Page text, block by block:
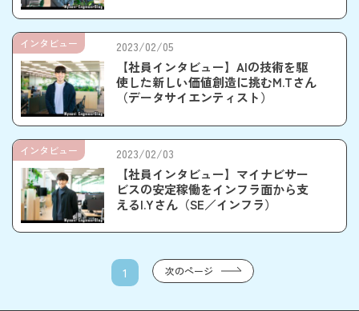
2023/02/05
【社員インタビュー】AIの技術を駆
使した新しい価値創造に挑むM.Tさん
（データサイエンティスト）
インタビュー
2023/02/03
【社員インタビュー】マイナビサー
ビスの安定稼働をインフラ面から支
えるI.Yさん（SE／インフラ）
インタビュー
1 次のページ